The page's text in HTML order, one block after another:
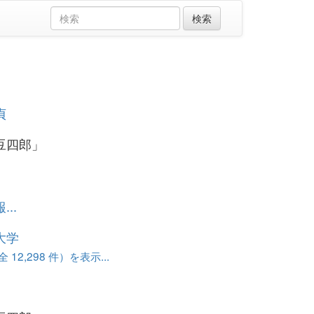
四郎」
...
学
12,298 件）を表示...